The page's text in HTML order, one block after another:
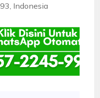
Indonesia